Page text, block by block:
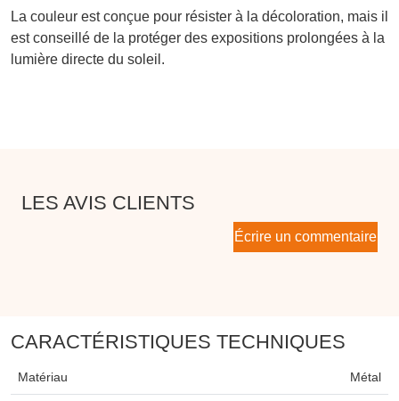
La couleur est conçue pour résister à la décoloration, mais il
est conseillé de la protéger des expositions prolongées à la
lumière directe du soleil.
LES AVIS CLIENTS
Écrire un commentaire
CARACTÉRISTIQUES TECHNIQUES
Matériau Métal